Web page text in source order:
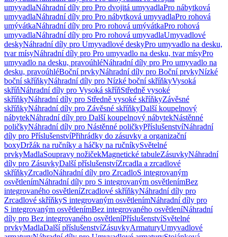
umyvadlaNáhradní díly pro Pro dvojitá umyvadlaPro nábytková
umyvadlaNáhradní díly pro Pro nábytková umyvadlaPro rohová
umývátkaNáhradní díly pro Pro rohová umývátkaPro rohová
umyvadlaNáhradní díly pro Pro rohová umyvadlaUmyvadlové
deskyNáhradní díly pro Umyvadlové deskyPro umyvadlo na desku,
tvar mísyNáhradní díly pro Pro umyvadlo na desku, tvar mísyPro
umyvadlo na desku, pravoúhléNáhradní díly pro Pro umyvadlo na
desku, pravoúhléBoční prvkyNáhradní díly pro Boční prvkyNízké
boční skříňkyNáhradní díly pro Nízké boční skříňkyVysoká
skříňNáhradní díly pro Vysoká skříňStředně vysoké
skříňkyNáhradní díly pro Středně vysoké skříňkyZávěsné
skříňkyNáhradní díly pro Závěsné skříňkyDalší koupelnový
nábytekNáhradní díly pro Další koupelnový nábytekNástěnné
poličkyNáhradní díly pro Nástěnné poličkyPříslušenstvíNáhradní
díly pro PříslušenstvíPřihrádky do zásuvky a organizační
boxyDržák na ručníky a háčky na ručníkySvětelné
prvkyMadlaSoupravy nožičekMagnetické tabuleZásuvkyNáhradní
díly pro ZásuvkyDalší příslušenstvíZrcadla a zrcadlové
skříňkyZrcadloNáhradní díly pro ZrcadloS integrovaným
osvětlenímNáhradní díly pro S integrovaným osvětlenímBez
integrovaného osvětleníZrcadlové skříňkyNáhradní díly pro
Zrcadlové skříňkyS integrovaným osvětlenímNáhradní díly pro
S integrovaným osvětlenímBez integrovaného osvětleníNáhradní
díly pro Bez integrovaného osvětleníPříslušenstvíSvětelné
prvkyMadlaDalší příslušenstvíZásuvkyArmaturyUmyvadlové